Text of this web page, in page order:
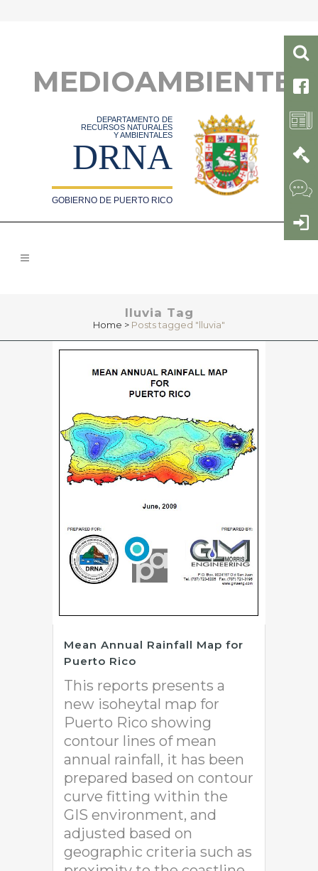
MEDIOAMBIENTE
DEPARTAMENTO DE
RECURSOS NATURALES
Y AMBIENTALES
DRNA
GOBIERNO DE PUERTO RICO
lluvia Tag
Home > Posts tagged "lluvia"
Mean Annual Rainfall Map for
Puerto Rico
This reports presents a
new isoheytal map for
Puerto Rico showing
contour lines of mean
annual rainfall, it has been
prepared based on contour
curve fitting within the
GIS environment, and
adjusted based on
geographic criteria such as